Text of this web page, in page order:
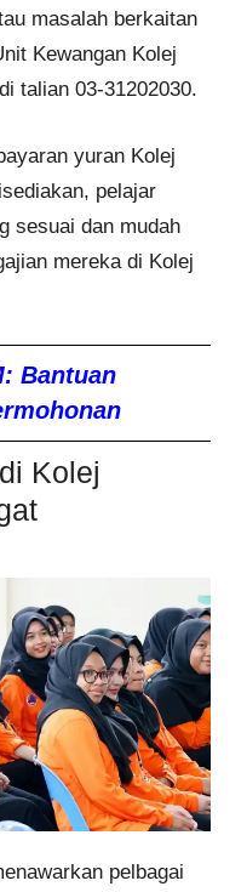
masalah berkaitan
Kewangan Kolej
talian 03-31202030.
yuran Kolej
pelajar
sesuai dan mudah
mereka di Kolej
Bantuan
Kolej
pelbagai